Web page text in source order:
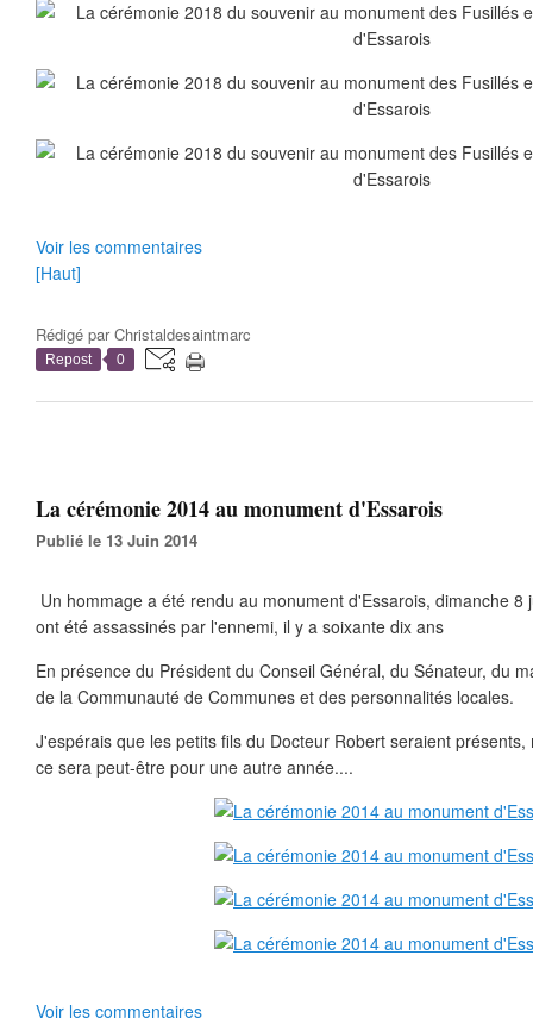
Voir les commentaires
[Haut]
Rédigé parChristaldesaintmarc
Repost 0
La cérémonie 2014 au monument d'Essarois
Publié le 13 Juin 2014
Un hommage a été rendu au monument d'Essarois, dimanche 8
ont été assassinés par l'ennemi, il y a soixante dix ans
En présence du Président du Conseil Général, du Sénateur, du
de la Communauté de Communes et des personnalités locales.
J'espérais que les petits fils du Docteur Robert seraient
ce sera peut-être pour une autre année....
Voir les commentaires